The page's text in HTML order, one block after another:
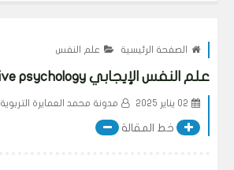
الصفحة الرئيسية علم النفس
علم النفس الإيجابي Positive psychology
02 يناير 2025 مدونة محمد العمايرة التربوية.
خط المقالة